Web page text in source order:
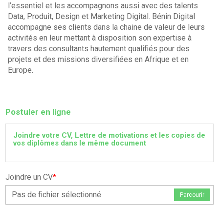
l’essentiel et les accompagnons aussi avec des talents
Data, Produit, Design et Marketing Digital. Bénin Digital
accompagne ses clients dans la chaine de valeur de leurs
activités en leur mettant à disposition son expertise à
travers des consultants hautement qualifiés pour des
projets et des missions diversifiées en Afrique et en
Europe.
Postuler en ligne
Joindre votre CV, Lettre de motivations et les copies de
vos diplômes dans le même document
Joindre un CV*
Pas de fichier sélectionné
Parcourir